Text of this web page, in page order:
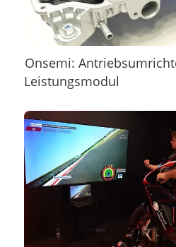
Onsemi:
Leistungsmodul